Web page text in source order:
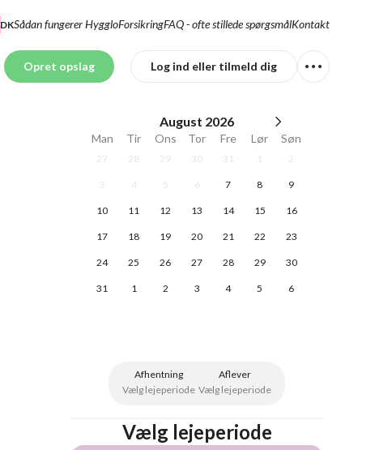
DKSådan fungerer HyggloForsikringFAQ - ofte stillede spørgsmålKontakt
Opret opslag Log ind eller tilmeld dig
August 2026
Man Tir Ons Tor Fre Lør Søn
27 28 29 30 31 1 2
3 4 5 6 7 8 9
10 11 12 13 14 15 16
17 18 19 20 21 22 23
24 25 26 27 28 29 30
31 1 2 3 4 5 6
Afhentning
Vælg lejeperiode
Aflever
Vælg lejeperiode
Vælg lejeperiode